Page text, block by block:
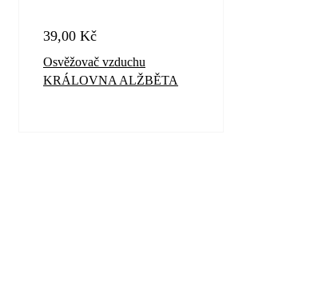
39,00 Kč
Osvěžovač vzduchu
KRÁLOVNA ALŽBĚTA